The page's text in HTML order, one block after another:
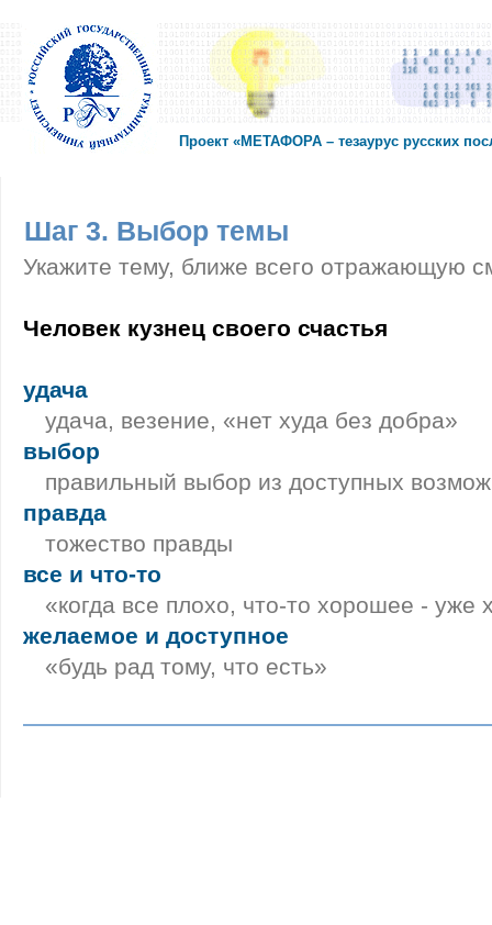
Проект «МЕТАФОРА – тезаурус русских
Шаг 3. Выбор темы
Укажите тему, ближе всего отражающую
Человек кузнец своего счастья
удача
удача, везение, «нет худа без добра»
выбор
правильный выбор из доступных
правда
тожество правды
все и что-то
«когда все плохо, что-то хорошее - уже
желаемое и доступное
«будь рад тому, что есть»